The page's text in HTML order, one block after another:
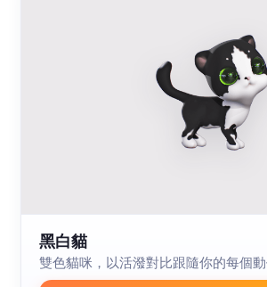
黑白貓
雙色貓咪，以活潑對比跟隨你的每個動